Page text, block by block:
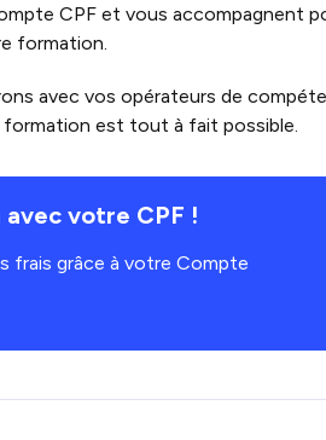
CPF et vous accompagnent
formation.
avec vos opérateurs de
est tout à fait possible.
votre CPF !
frais grâce à votre Compte